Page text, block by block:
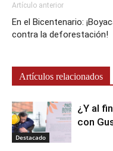
Artículo anterior
En el Bicentenario:
contra la deforestación!
Artículos relacionados
Destacado
¿Y al
con